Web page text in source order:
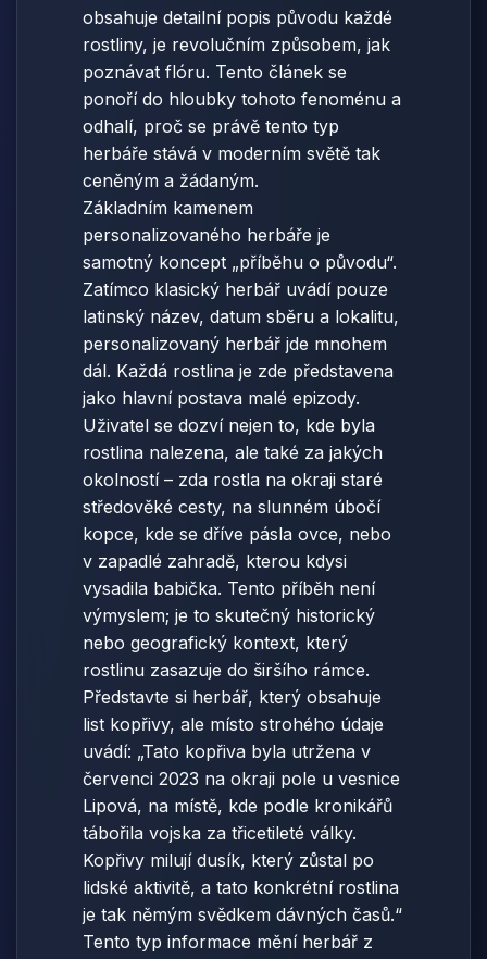
obsahuje detailní popis původu každé
rostliny, je revolučním způsobem, jak
poznávat flóru. Tento článek se
ponoří do hloubky tohoto fenoménu a
odhalí, proč se právě tento typ
herbáře stává v moderním světě tak
ceněným a žádaným.
Základním kamenem
personalizovaného herbáře je
samotný koncept „příběhu o původu“.
Zatímco klasický herbář uvádí pouze
latinský název, datum sběru a lokalitu,
personalizovaný herbář jde mnohem
dál. Každá rostlina je zde představena
jako hlavní postava malé epizody.
Uživatel se dozví nejen to, kde byla
rostlina nalezena, ale také za jakých
okolností – zda rostla na okraji staré
středověké cesty, na slunném úbočí
kopce, kde se dříve pásla ovce, nebo
v zapadlé zahradě, kterou kdysi
vysadila babička. Tento příběh není
výmyslem; je to skutečný historický
nebo geografický kontext, který
rostlinu zasazuje do širšího rámce.
Představte si herbář, který obsahuje
list kopřivy, ale místo strohého údaje
uvádí: „Tato kopřiva byla utržena v
červenci 2023 na okraji pole u vesnice
Lipová, na místě, kde podle kronikářů
tábořila vojska za třicetileté války.
Kopřivy milují dusík, který zůstal po
lidské aktivitě, a tato konkrétní rostlina
je tak němým svědkem dávných časů.“
Tento typ informace mění herbář z